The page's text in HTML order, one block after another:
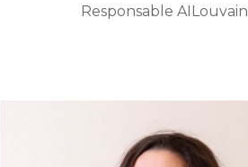
Responsable AILouvain